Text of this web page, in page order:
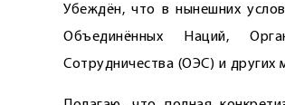
Убеждён, что в нынешних
Объединённых Наций,
Сотрудничества (ОЭС) и других